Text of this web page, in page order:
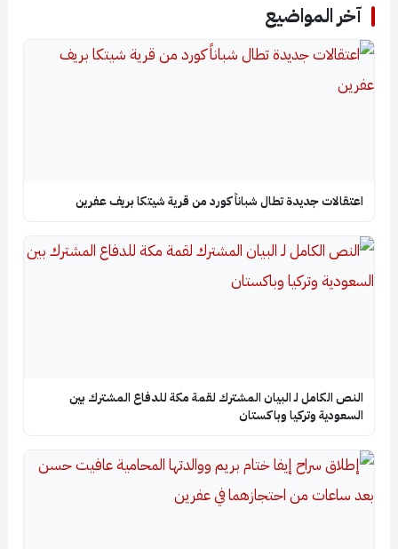
آخر المواضيع
اعتقالات جديدة تطال شباناً كورد من قرية شيتكا بريف عفرين
النص الكامل لـ البيان المشترك لقمة مكة للدفاع المشترك بين
السعودية وتركيا وباكستان